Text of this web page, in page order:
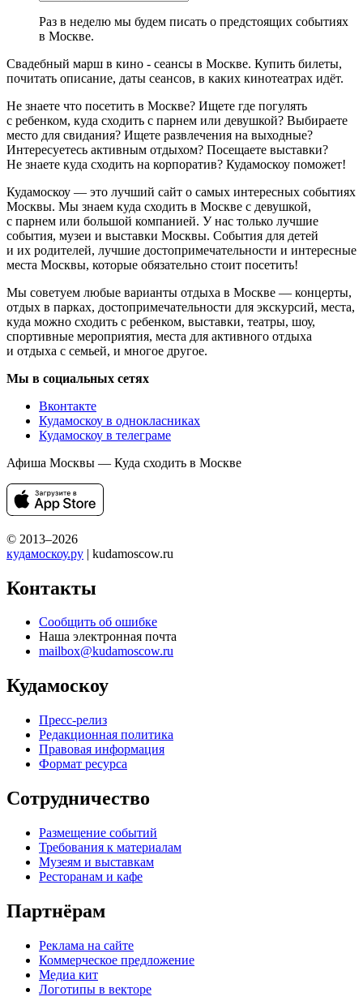
Раз в неделю мы будем писать о предстоящих событиях
в Москве.
Свадебный марш в кино - сеансы в Москве. Купить билеты,
почитать описание, даты сеансов, в каких кинотеатрах идёт.
Не знаете что посетить в Москве? Ищете где погулять
с ребенком, куда сходить с парнем или девушкой? Выбираете
место для свидания? Ищете развлечения на выходные?
Интересуетесь активным отдыхом? Посещаете выставки?
Не знаете куда сходить на корпоратив? Кудамоскоу поможет!
Кудамоскоу — это лучший сайт о самых интересных событиях
Москвы. Мы знаем куда сходить в Москве с девушкой,
с парнем или большой компанией. У нас только лучшие
события, музеи и выставки Москвы. События для детей
и их родителей, лучшие достопримечательности и интересные
места Москвы, которые обязательно стоит посетить!
Мы советуем любые варианты отдыха в Москве — концерты,
отдых в парках, достопримечательности для экскурсий, места,
куда можно сходить с ребенком, выставки, театры, шоу,
спортивные мероприятия, места для активного отдыха
и отдыха с семьей, и многое другое.
Мы в социальных сетях
Вконтакте
Кудамоскоу в однокласниках
Кудамоскоу в телеграме
Афиша Москвы — Куда сходить в Москве
© 2013–2026
кудамоскоу.ру | kudamoscow.ru
Контакты
Сообщить об ошибке
Наша электронная почта
mailbox@kudamoscow.ru
Кудамоскоу
Пресс-релиз
Редакционная политика
Правовая информация
Формат ресурса
Сотрудничество
Размещение событий
Требования к материалам
Музеям и выставкам
Ресторанам и кафе
Партнёрам
Реклама на сайте
Коммерческое предложение
Медиа кит
Логотипы в векторе